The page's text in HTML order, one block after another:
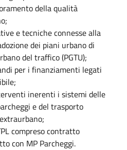
della qualità
e tecniche connesse alla
dei piani urbano di
del traffico (PGTU);
per i finanziamenti legati
inerenti i sistemi delle
e del trasporto
compreso contratto
con MP Parcheggi.